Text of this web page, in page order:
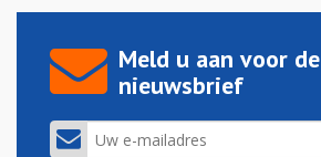
Meld u aan voor de
nieuwsbrief